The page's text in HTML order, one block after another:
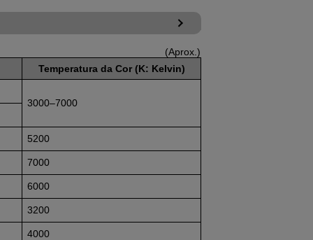
(Aprox.)
Temperatura da Cor (K: Kelvin)
3000–7000
5200
7000
6000
3200
4000